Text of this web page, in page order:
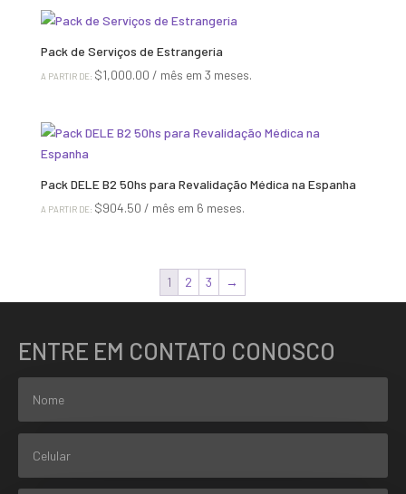
Pack de Serviços de Estrangeria
A PARTIR DE: $1,000.00 / mês em 3 meses.
Pack DELE B2 50hs para Revalidação Médica na Espanha
A PARTIR DE: $904.50 / mês em 6 meses.
1 2 3 →
ENTRE EM CONTATO CONOSCO